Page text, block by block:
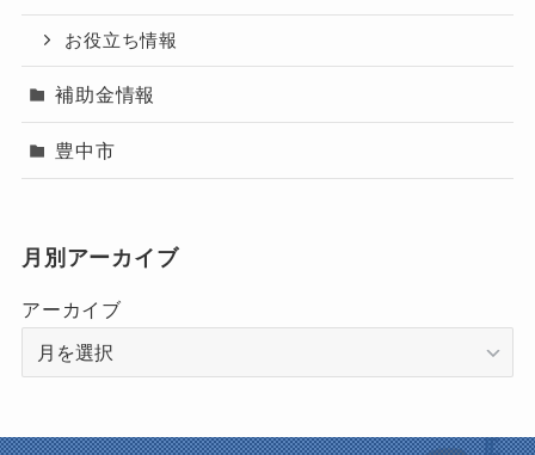
お役立ち情報
補助金情報
豊中市
月別アーカイブ
アーカイブ